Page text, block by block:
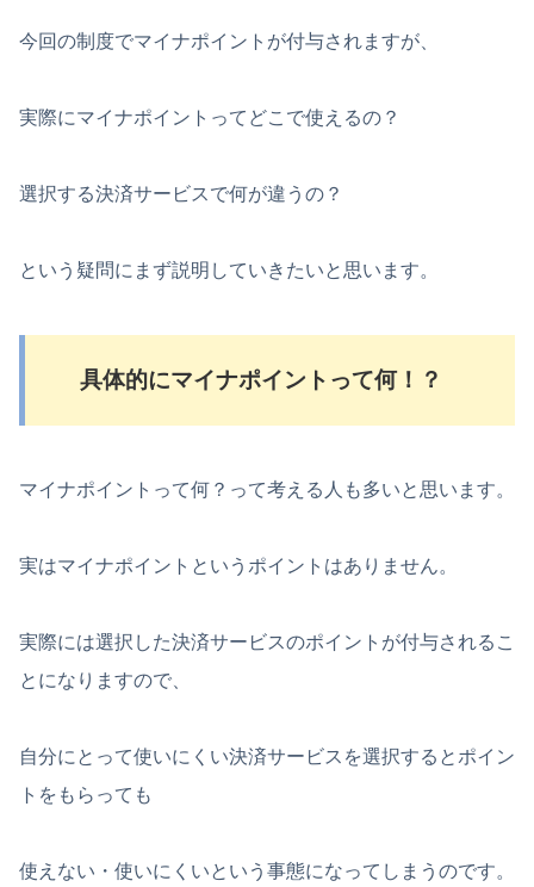
今回の制度でマイナポイントが付与されますが、
実際にマイナポイントってどこで使えるの？
選択する決済サービスで何が違うの？
という疑問にまず説明していきたいと思います。
具体的にマイナポイントって何！？
マイナポイントって何？って考える人も多いと思います。
実はマイナポイントというポイントはありません。
実際には選択した決済サービスのポイントが付与されるこ
とになりますので、
自分にとって使いにくい決済サービスを選択するとポイン
トをもらっても
使えない・使いにくいという事態になってしまうのです。